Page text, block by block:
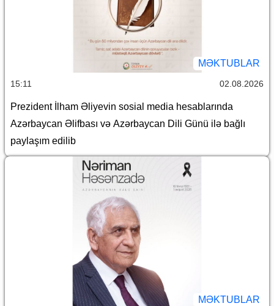
MƏKTUBLAR
15:11 02.08.2026
Prezident İlham Əliyevin sosial media hesablarında
Azərbaycan Əlifbası və Azərbaycan Dili Günü ilə bağlı
paylaşım edilib
MƏKTUBLAR